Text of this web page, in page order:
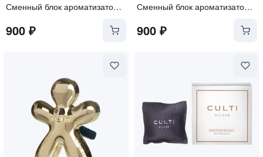
Сменный блок ароматизатора "PEPPER MINT"
900 ₽
Сменный блок ароматизатора "ORIENTAL"
900₽